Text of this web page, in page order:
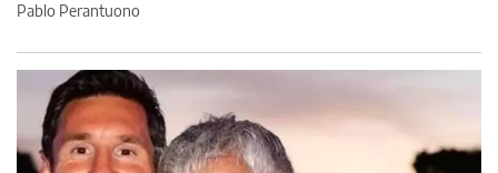
Pablo Perantuono